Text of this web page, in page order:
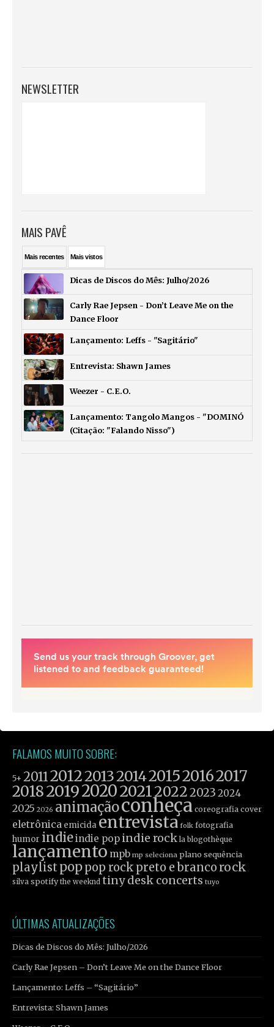
NEWSLETTER
MAIS PAVÊ
Maisrecentes Maisvistos
Dicas de Discos do Mês: Julho/2026
Carly Rae Jepsen - Don’t Leave Me on the
Dance Floor
Lançamento: Leffs - "Sagitário"
Entrevista: Shawn James
Weezer - C.E.O.
Lançamento: Tangolo Mangos - "DOMINÓ
(Citação: "Falando Nisso")
FALAMOS MUITO SOBRE:
5+ 2011201220132014201520162017
201820192020202120222023 2024
2025 2026 animaçãoconheça coreografia cover
eletrônica emicida entrevista folk fotografia
humor indieindie pop indie rock la blogothèque
lançamento mpb mp seleciona plano sequência
playlist poppop rock preto e branco rock
silva spotify the weeknd tiny desk concerts tuyo
ÚLTIMAS ATUALIZAÇÕES
Dicas de Discos do Mês: Julho/2026
Carly Rae Jepsen – Don’t Leave Me on the Dance Floor
Lançamento: Leffs – “Sagitário”
Entrevista: Shawn James